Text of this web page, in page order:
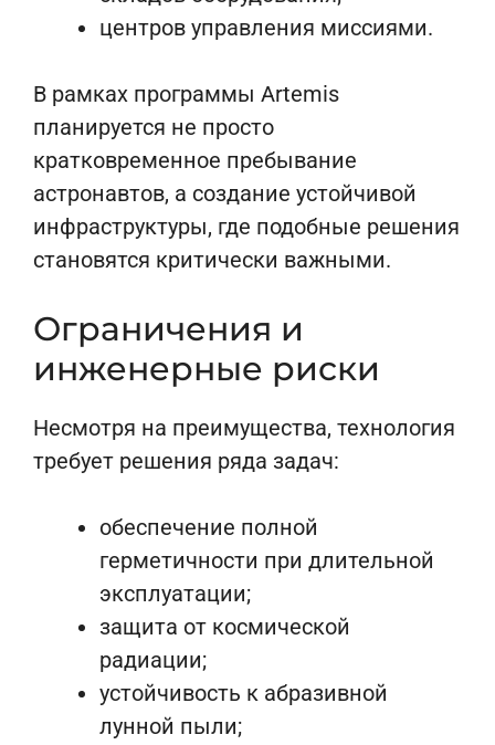
центров управления миссиями.
В рамках программы Artemis
планируется не просто
кратковременное пребывание
астронавтов, а создание устойчивой
инфраструктуры, где подобные решения
становятся критически важными.
Ограничения и
инженерные риски
Несмотря на преимущества, технология
требует решения ряда задач:
обеспечение полной
герметичности при длительной
эксплуатации;
защита от космической
радиации;
устойчивость к абразивной
лунной пыли;